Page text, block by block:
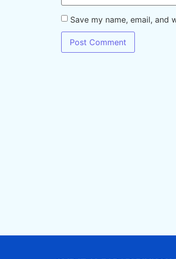
Save my name, email,